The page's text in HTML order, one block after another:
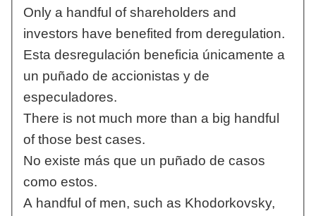
Only a handful of shareholders and
investors have benefited from deregulation.
Esta desregulación beneficia únicamente a
un puñado de accionistas y de
especuladores.
There is not much more than a big handful
of those best cases.
No existe más que un puñado de casos
como estos.
A handful of men, such as Khodorkovsky,